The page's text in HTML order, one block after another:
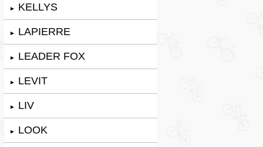
► KELLYS
► LAPIERRE
► LEADER FOX
► LEVIT
► LIV
► LOOK